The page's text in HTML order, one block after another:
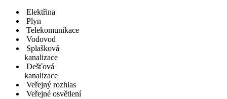
Elektřina
Plyn
Telekomunikace
Vodovod
Splašková
kanalizace
Dešťová
kanalizace
Veřejný rozhlas
Veřejné osvětlení